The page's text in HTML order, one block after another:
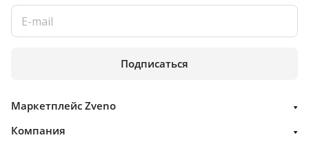
Подписаться
Маркетплейс Zveno
Компания